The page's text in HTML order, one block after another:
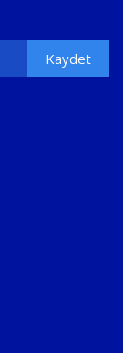
Kaydet